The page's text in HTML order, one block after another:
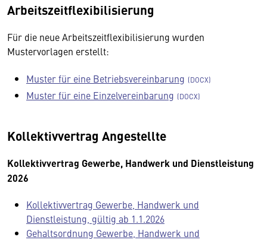
Arbeitszeitflexibilisierung
Für die neue Arbeitszeitflexibilisierung wurden
Mustervorlagen erstellt:
Muster für eine Betriebsvereinbarung
Muster für eine Einzelvereinbarung
Kollektivvertrag Angestellte
Kollektivvertrag Gewerbe, Handwerk und Dienstleistung
2026
Kollektivvertrag Gewerbe, Handwerk und
Dienstleistung, gültig ab 1.1.2026
Gehaltsordnung Gewerbe, Handwerk und